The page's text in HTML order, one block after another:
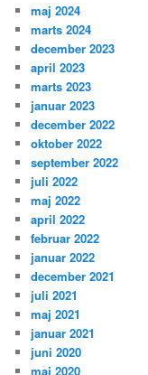
maj 2024
marts 2024
december 2023
april 2023
marts 2023
januar 2023
december 2022
oktober 2022
september 2022
juli 2022
maj 2022
april 2022
februar 2022
januar 2022
december 2021
juli 2021
maj 2021
januar 2021
juni 2020
maj 2020